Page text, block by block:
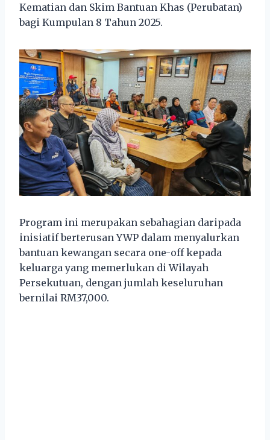
Kematian dan Skim Bantuan Khas (Perubatan)
bagi Kumpulan 8 Tahun 2025.
Program ini merupakan sebahagian daripada
inisiatif berterusan YWP dalam menyalurkan
bantuan kewangan secara one-off kepada
keluarga yang memerlukan di Wilayah
Persekutuan, dengan jumlah keseluruhan
bernilai RM37,000.